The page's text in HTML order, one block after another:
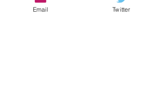
Email Twitter